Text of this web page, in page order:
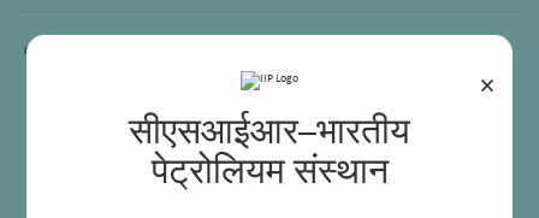
×
सीएसआईआर–भारतीय
पेट्रोलियम संस्थान
Content not available.